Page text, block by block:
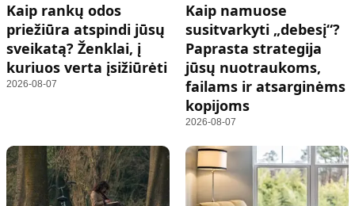
Kaip rankų odos
priežiūra atspindi jūsų
sveikatą? Ženklai, į
kuriuos verta įsižiūrėti
2026-08-07
Kaip namuose
susitvarkyti „debesį“?
Paprasta strategija
jūsų nuotraukoms,
failams ir atsarginėms
kopijoms
2026-08-07